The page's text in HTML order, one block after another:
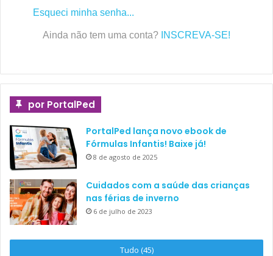
Esqueci minha senha...
Ainda não tem uma conta? INSCREVA-SE!
por PortalPed
PortalPed lança novo ebook de
Fórmulas Infantis! Baixe já!
8 de agosto de 2025
Cuidados com a saúde das crianças
nas férias de inverno
6 de julho de 2023
Tudo (45)